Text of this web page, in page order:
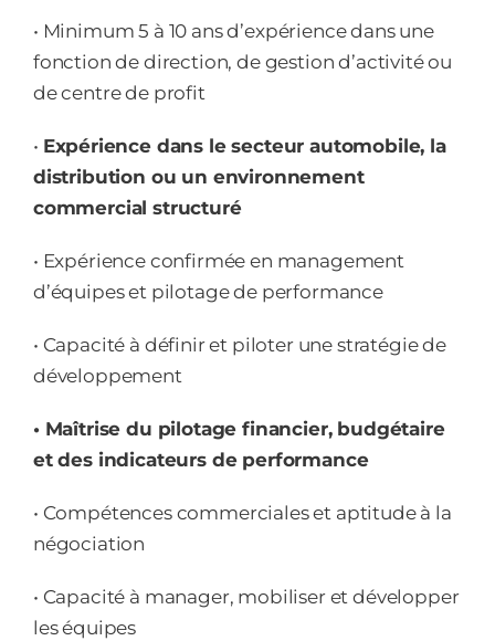
• Minimum 5 à 10 ans d’expérience dans une
fonction de direction, de gestion d’activité ou
de centre de profit
• Expérience dans le secteur automobile, la
distribution ou un environnement
commercial structuré
• Expérience confirmée en management
d’équipes et pilotage de performance
• Capacité à définir et piloter une stratégie de
développement
• Maîtrise du pilotage financier, budgétaire
et des indicateurs de performance
• Compétences commerciales et aptitude à la
négociation
• Capacité à manager, mobiliser et développer
les équipes